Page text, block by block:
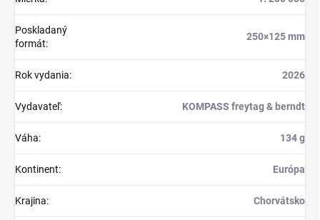
Poskladaný
formát:
250×125 mm
Rok vydania: 2026
Vydavateľ: KOMPASS freytag & berndt
Váha: 134 g
Kontinent: Európa
Krajina: Chorvátsko